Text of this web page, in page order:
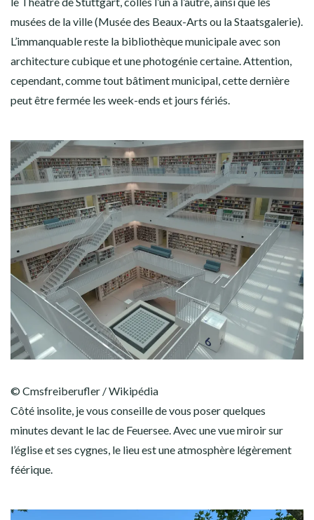
musées de la ville (Musée des Beaux-Arts ou la Staatsgalerie).
L’immanquable reste la bibliothèque municipale avec son
architecture cubique et une photogénie certaine. Attention,
cependant, comme tout bâtiment municipal, cette dernière
peut être fermée les week-ends et jours fériés.
© Cmsfreiberufler / Wikipédia
Côté insolite, je vous conseille de vous poser quelques
minutes devant le lac de Feuersee. Avec une vue miroir sur
l’église et ses cygnes, le lieu est une atmosphère légèrement
féérique.